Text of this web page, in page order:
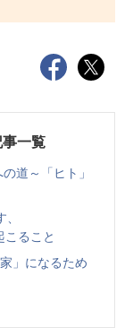
一覧
道～「ヒト」
ること
」になるため